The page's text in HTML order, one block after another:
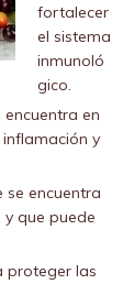
fortalecer
el sistema
inmunoló
gico.
en
y
se encuentra
que puede
proteger las